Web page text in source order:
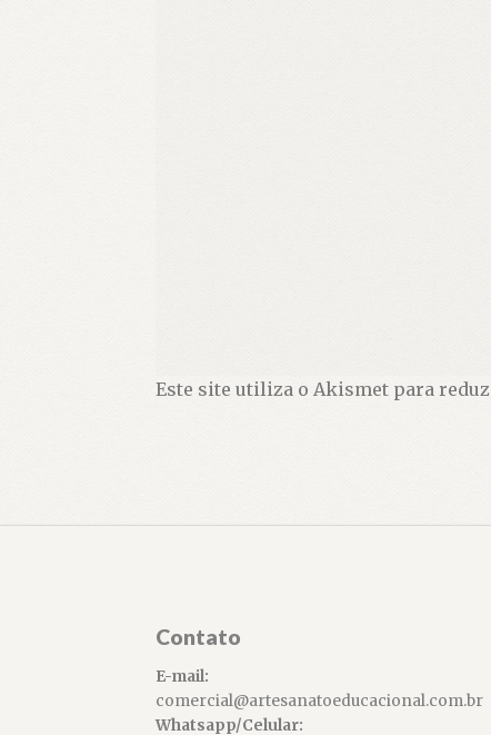
Este site utiliza o Akismet para
Contato
E-mail:
comercial@artesanatoeducacional.com.br
Whatsapp/Celular: